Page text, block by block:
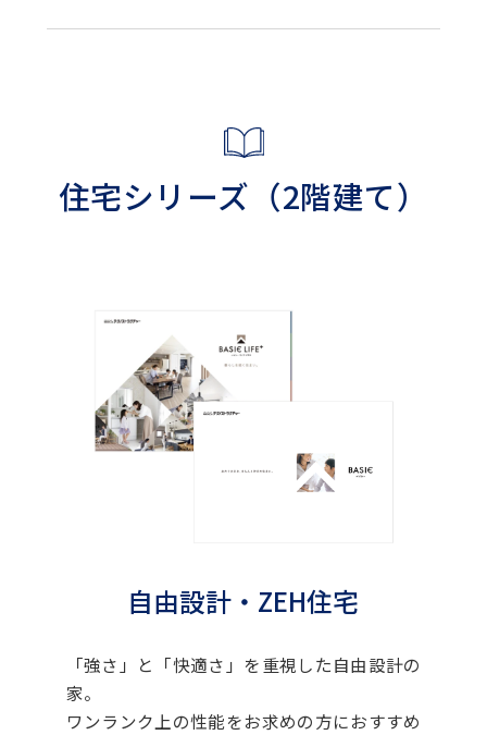
住宅シリーズ（2階建て）
自由設計・ZEH住宅
「強さ」と「快適さ」を重視した自由設計の
家。
ワンランク上の性能をお求めの方におすすめ